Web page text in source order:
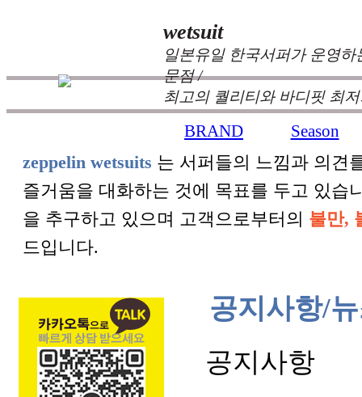
wetsuit
일본유일 한국서퍼가 운영
문점 /
최고의 퀄리티와 바디핏 최
+
BRAND
+
Season
zeppelin wetsuits 는 서퍼들의 느낌과 의견
즐거움을 대화하는 것에 목표를 두고 있
을 추구하고 있으며 고객으로부터의 불만,
드입니다.
공지사항/
공지사항